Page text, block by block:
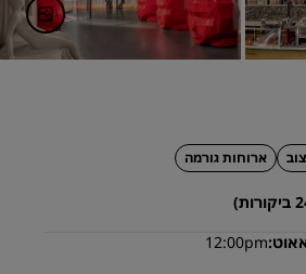
ארוחות גורמה
12:00pm